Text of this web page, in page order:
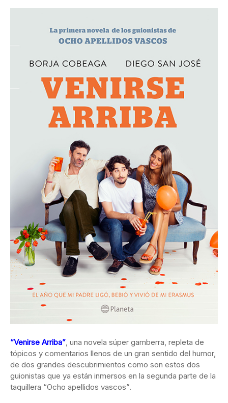
“Venirse Arriba” , una novela súper gamberra, repleta de
tópicos y comentarios llenos de un gran sentido del humor,
de dos grandes descubrimientos como son estos dos
guionistas que ya están inmersos en la segunda parte de la
taquillera “Ocho apellidos vascos”.